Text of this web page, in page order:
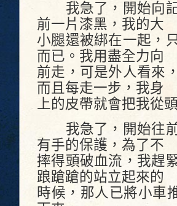
我急了，開始向記
前一片漆黑，我的大
小腿還被綁在一起，
而已。我用盡全力向
前走，可是外人看來
而且每走一步，我身
上的皮帶就會把我從
我急了，開始往前
有手的保護，為了不
摔得頭破血流，我趕
踉蹌蹌的站立起來的
時候，那人已將小車